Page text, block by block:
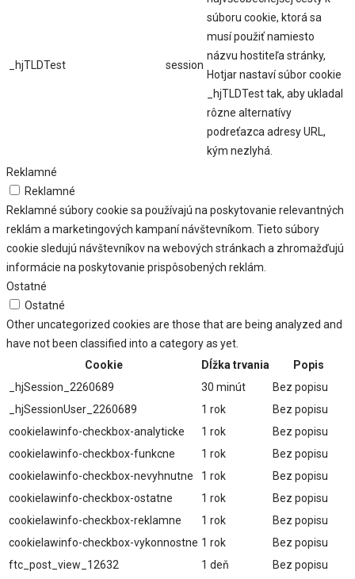
_hjTLDTest session
súboru cookie, ktorá sa
musí použiť namiesto
názvu hostiteľa stránky,
Hotjar nastaví súbor cookie
_hjTLDTest tak, aby ukladal
rôzne alternatívy
podreťazca adresy URL,
kým nezlyhá.
Reklamné
Reklamné
Reklamné súbory cookie sa používajú na poskytovanie relevantných
reklám a marketingových kampaní návštevníkom. Tieto súbory
cookie sledujú návštevníkov na webových stránkach a zhromažďujú
informácie na poskytovanie prispôsobených reklám.
Ostatné
Ostatné
Other uncategorized cookies are those that are being analyzed and
have not been classified into a category as yet.
Cookie
Dĺžka trvania
Popis
_hjSession_2260689
30 minút
Bez popisu
_hjSessionUser_2260689
1 rok
Bez popisu
cookielawinfo-checkbox-analyticke
1 rok
Bez popisu
cookielawinfo-checkbox-funkcne
1 rok
Bez popisu
cookielawinfo-checkbox-nevyhnutne
1 rok
Bez popisu
cookielawinfo-checkbox-ostatne
1 rok
Bez popisu
cookielawinfo-checkbox-reklamne
1 rok
Bez popisu
cookielawinfo-checkbox-vykonnostne 1 rok
Bez popisu
ftc_post_view_12632
1 deň
Bez popisu